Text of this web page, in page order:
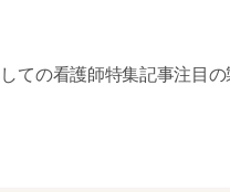
ての看護師特集記事注目の